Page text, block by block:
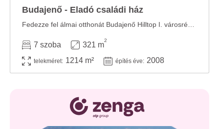
Budajenő - Eladó családi ház
7 szoba 321 m
2
telekméret: 1214 m² építés éve: 2008